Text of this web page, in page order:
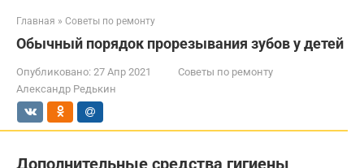
Главная » Советы по ремонту
Обычный порядок прорезывания зубов у детей
Опубликовано: 27 Апр 2021
Советы по ремонту
Александр Редькин